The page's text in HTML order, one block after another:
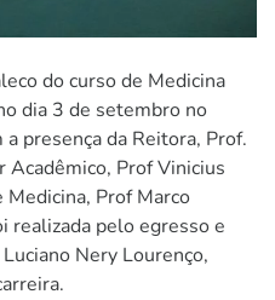
do curso de Medicina
dia 3 de setembro no
presença da Reitora, Prof.
Prof Vinicius
Medicina, Prof Marco
realizada pelo egresso e
Nery Lourenço,